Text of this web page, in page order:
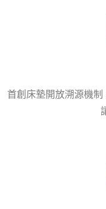
首創床墊開放溯源機